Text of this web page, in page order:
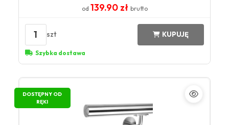
od 139.90 zł brutto
1 szt KUPUJĘ
Szybka dostawa
DOSTĘPNY OD
RĘKI